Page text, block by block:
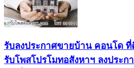
รับลงประกาศขายบ้าน คอนโด
รับโพสโปรโมทอสังหาฯ ลงประ